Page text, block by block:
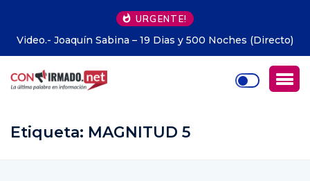
URGENTE!
(Directo)
Alemania.- Unas 500 personas recorren Berlín
en bicicleta
Etiqueta: MAGNITUD 5